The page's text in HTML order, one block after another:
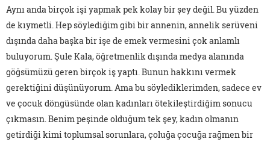
Aynı anda birçok işi yapmak pek kolay bir şey değil. Bu yüzden
de kıymetli. Hep söylediğim gibi bir annenin, annelik serüveni
dışında daha başka bir işe de emek vermesini çok anlamlı
buluyorum. Şule Kala, öğretmenlik dışında medya alanında
göğsümüzü geren birçok iş yaptı. Bunun hakkını vermek
gerektiğini düşünüyorum. Ama bu söylediklerimden, sadece ev
ve çocuk döngüsünde olan kadınları ötekileştirdiğim sonucu
çıkmasın. Benim peşinde olduğum tek şey, kadın olmanın
getirdiği kimi toplumsal sorunlara, çoluğa çocuğa rağmen bir